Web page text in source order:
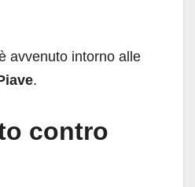
avvenuto intorno alle
.
contro